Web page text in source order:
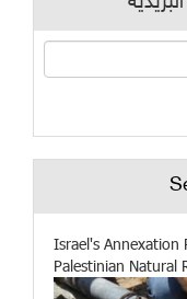
Israel's Annexation
Palestinian Natural